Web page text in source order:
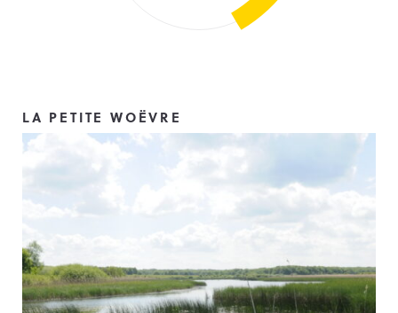
LA PETITE WOËVRE